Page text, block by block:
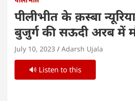
पीलीभीत के क़स्बा
बुजुर्ग की सऊदी अरब में
July 10, 2023 Adarsh Ujala
🔊 Listen to this